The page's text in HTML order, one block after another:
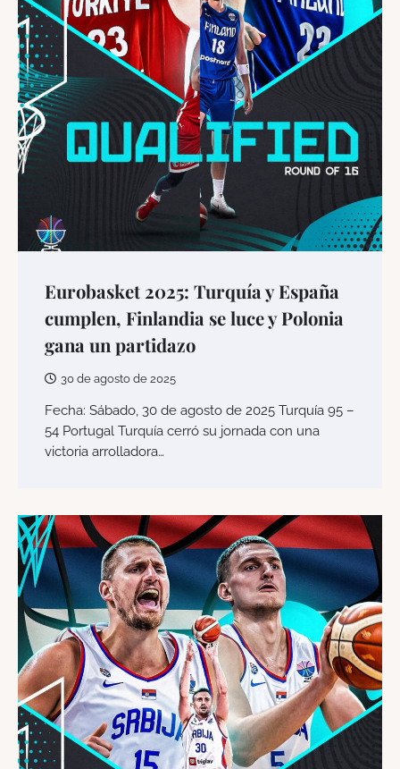
Eurobasket 2025: Turquía y España
cumplen, Finlandia se luce y Polonia
gana un partidazo
30 de agosto de 2025
Fecha: Sábado, 30 de agosto de 2025 Turquía 95 –
54 Portugal Turquía cerró su jornada con una
victoria arrolladora…